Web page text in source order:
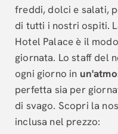
Hotel Palace Zingonia è la
Viaggiatori Business:che
Famiglie con Bambini: che
che
Quali sono gli orari del
Il Ristorante interno dell'Hotel
È disponibile il servizio in
Sì, l'Hotel Palace Zingonia
Il ristorante dell'Hotel Palace
Sì, l'Hotel Palace Zingonia
Quali sono gli orari della
La colazione a buffet
freddi, dolci e salati,
di tutti i nostri ospiti.
Hotel Palace è il
giornata. Lo staff del
ogni giorno in
perfetta sia per
di svago. Scopri la
inclusa nel prezzo: